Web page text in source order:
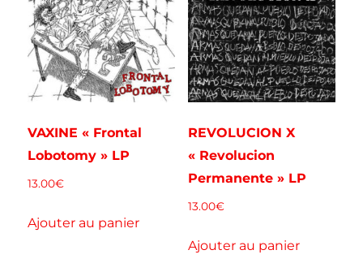
VAXINE « Frontal
Lobotomy » LP
13.00€
Ajouter au panier
REVOLUCION X
« Revolucion
Permanente » LP
13.00€
Ajouter au panier